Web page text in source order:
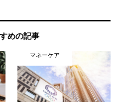
めの記事
マネーケア